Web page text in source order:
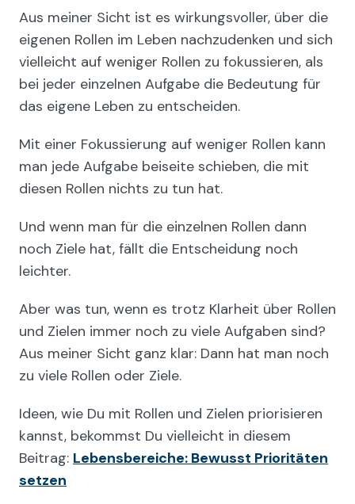
Aus meiner Sicht ist es wirkungsvoller, über die
eigenen Rollen im Leben nachzudenken und sich
vielleicht auf weniger Rollen zu fokussieren, als
bei jeder einzelnen Aufgabe die Bedeutung für
das eigene Leben zu entscheiden.
Mit einer Fokussierung auf weniger Rollen kann
man jede Aufgabe beiseite schieben, die mit
diesen Rollen nichts zu tun hat.
Und wenn man für die einzelnen Rollen dann
noch Ziele hat, fällt die Entscheidung noch
leichter.
Aber was tun, wenn es trotz Klarheit über Rollen
und Zielen immer noch zu viele Aufgaben sind?
Aus meiner Sicht ganz klar: Dann hat man noch
zu viele Rollen oder Ziele.
Ideen, wie Du mit Rollen und Zielen priorisieren
kannst, bekommst Du vielleicht in diesem
Beitrag: Lebensbereiche: Bewusst Prioritäten
setzen